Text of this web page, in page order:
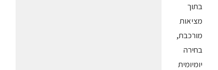
בתוך
מציאות
מורכבת,
בחירה
יומיומית